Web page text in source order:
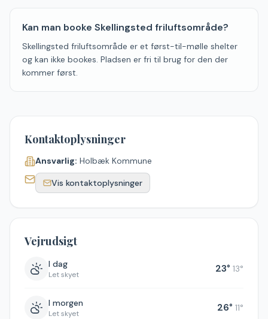
Kan man booke Skellingsted friluftsområde?
Skellingsted friluftsområde er et først-til-mølle shelter
og kan ikke bookes. Pladsen er fri til brug for den der
kommer først.
Kontaktoplysninger
Ansvarlig: Holbæk Kommune
Vis kontaktoplysninger
Vejrudsigt
I dag
Let skyet 23° 13°
I morgen
Let skyet 26° 11°